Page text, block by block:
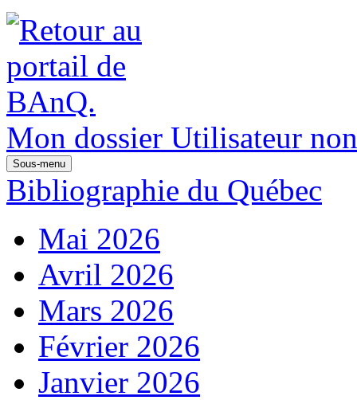
Mon dossier Utilisateur
Sous-menu
Bibliographie du Québec
Mai 2026
Avril 2026
Mars 2026
Février 2026
Janvier 2026